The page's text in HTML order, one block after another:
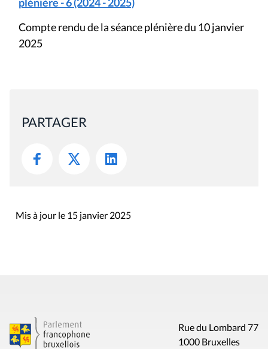
Compte rendu de la séance plénière du 10 janvier
2025
PARTAGER
Mis à jour le 15 janvier 2025
Rue du Lombard 77
1000 Bruxelles